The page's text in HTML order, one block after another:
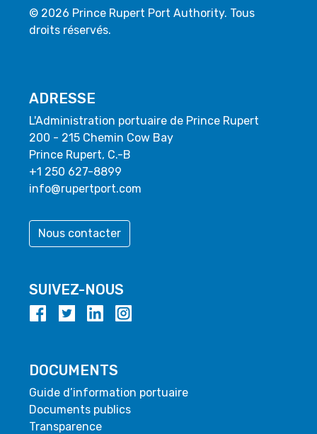
© 2026 Prince Rupert Port Authority. Tous
droits réservés.
ADRESSE
L'Administration portuaire de Prince Rupert
200 - 215 Chemin Cow Bay
Prince Rupert, C.-B
+1 250 627-8899
info@rupertport.com
Nous contacter
SUIVEZ-NOUS
DOCUMENTS
Guide d’information portuaire
Documents publics
Transparence